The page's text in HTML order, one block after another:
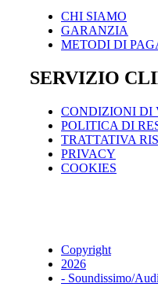
CHI SIAMO
GARANZIA
METODI DI
SERVIZIO
CONDIZIONI DI
POLITICA DI
TRATTATIVA
PRIVACY
COOKIES
Copyright
2026
- Soundissimo/